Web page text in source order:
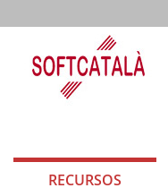
RECURSOS